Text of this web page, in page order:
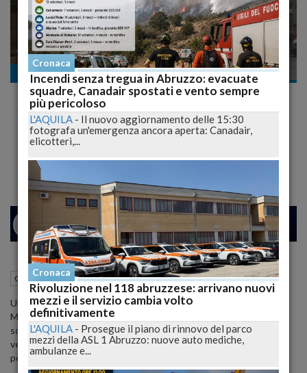
Cronaca nazionale
Madre e figlia uccise a Parma, ricercato
figlio della donna. Sospetti su promessa del
Parma Fc
Dramma in una famiglia di origine ghanese
24 26 VENEZIA
Cronaca nazionale Parma (PR) 12 Luglio 2017 09:08
Una donna di 45 e la figlia di 11 anni, Nfum Patience e la piccola
Magdalene Nyantakyi, origini ghanesi ma da anni residenti in Italia,
sono state trovate uccise, massacrate con una violenza indicibile,
verso le 21 nel loro appartamento in via San Leonardo, nella prima
periferia di Parma.
Cronaca
Incendi senza tregua in Abruzzo: evacuate
squadre, Canadair spostati e vento sempre
più pericoloso
L'AQUILA - Il nuovo aggiornamento delle 15:30
fotografa un'emergenza ancora aperta: Canadair,
elicotteri,...
Cronaca
Rivoluzione nel 118 abruzzese: arrivano nuovi
mezzi e il servizio cambia volto
definitivamente
L'AQUILA - Prosegue il piano di rinnovo del parco
mezzi della ASL 1 Abruzzo: nuove auto mediche,
ambulanze e...